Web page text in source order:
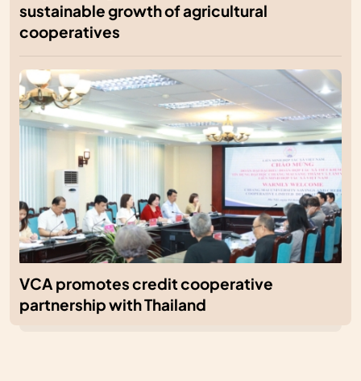
sustainable growth of agricultural
cooperatives
VCA promotes credit cooperative
partnership with Thailand